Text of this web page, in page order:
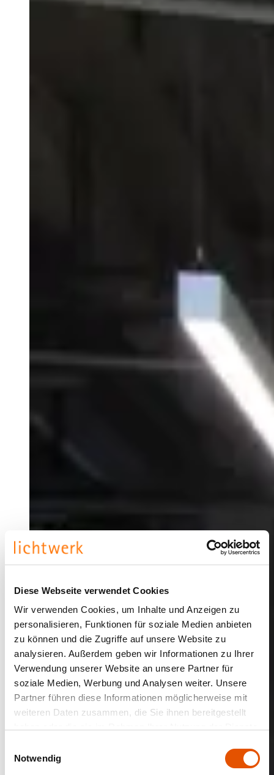
Diese Webseite verwendet Cookies
Wir verwenden Cookies, um Inhalte und Anzeigen zu
personalisieren, Funktionen für soziale Medien anbieten
zu können und die Zugriffe auf unsere Website zu
analysieren. Außerdem geben wir Informationen zu Ihrer
Verwendung unserer Website an unsere Partner für
soziale Medien, Werbung und Analysen weiter. Unsere
Partner führen diese Informationen möglicherweise mit
weiteren Daten zusammen, die Sie ihnen bereitgestellt
Notwendig